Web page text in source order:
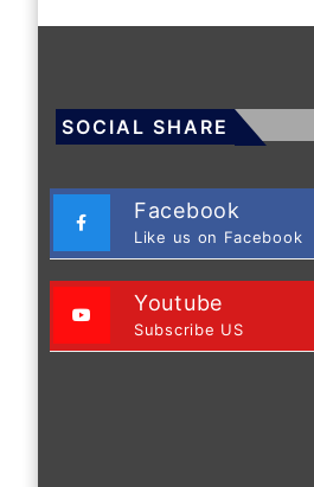
SOCIAL SHARE
Facebook
Like us on Facebook
Youtube
Subscribe US